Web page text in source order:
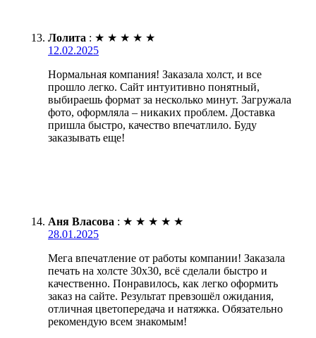
Лолита : ★ ★ ★ ★ ★
12.02.2025
Нормальная компания! Заказала холст, и все
прошло легко. Сайт интуитивно понятный,
выбираешь формат за несколько минут. Загружала
фото, оформляла – никаких проблем. Доставка
пришла быстро, качество впечатлило. Буду
заказывать еще!
Аня Власова : ★ ★ ★ ★ ★
28.01.2025
Мега впечатление от работы компании! Заказала
печать на холсте 30х30, всё сделали быстро и
качественно. Понравилось, как легко оформить
заказ на сайте. Результат превзошёл ожидания,
отличная цветопередача и натяжка. Обязательно
рекомендую всем знакомым!